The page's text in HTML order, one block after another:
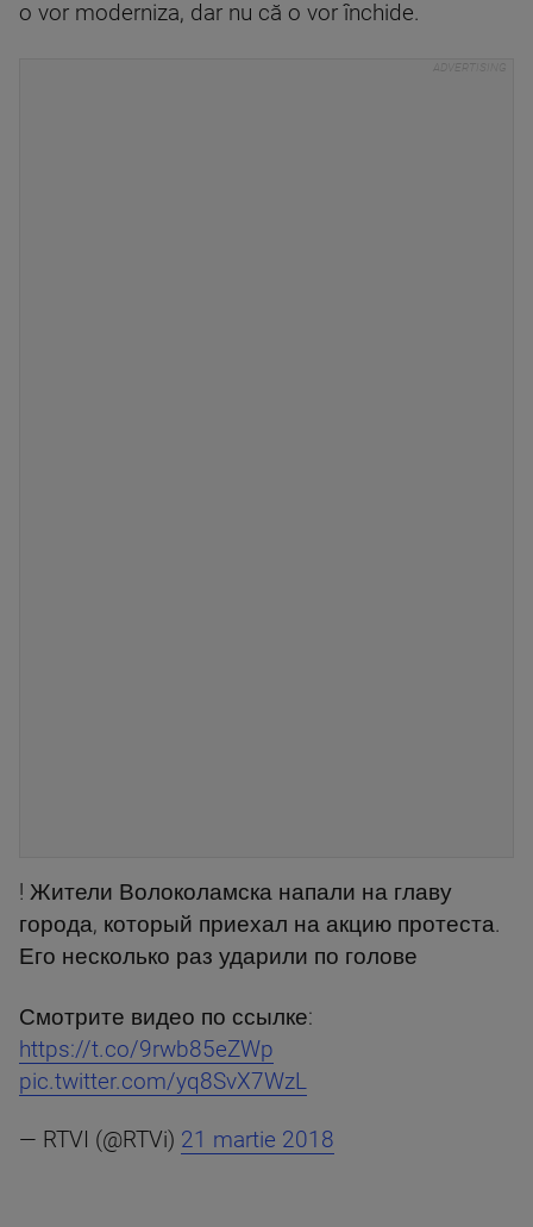
o vor moderniza, dar nu că o vor închide.
! Жители Волоколамска напали на главу
города, который приехал на акцию протеста.
Его несколько раз ударили по голове
Смотрите видео по ссылке:
https://t.co/9rwb85eZWp
pic.twitter.com/yq8SvX7WzL
— RTVI (@RTVi) 21 martie 2018